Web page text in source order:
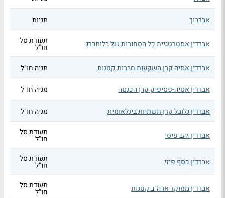
אברבוך מניות
אברדין אסטרטגיית כל הסחורות של בלומברג תעודת סל
חו"ל
אברדין אסיה קרן השקעות חברות קטנות
מניה חו"ל
אברדין אסיה-פסיפיק קרן הכנסה מניה חו"ל
אברדין גלובל קרן תשתיות בינלאומית מניה חו"ל
אברדין זהב פיסי תעודת סל
חו"ל
אברדין כסף פיזי תעודת סל
חו"ל
אברדין ממוקד ארה"ב קטנות תעודת סל
חו"ל